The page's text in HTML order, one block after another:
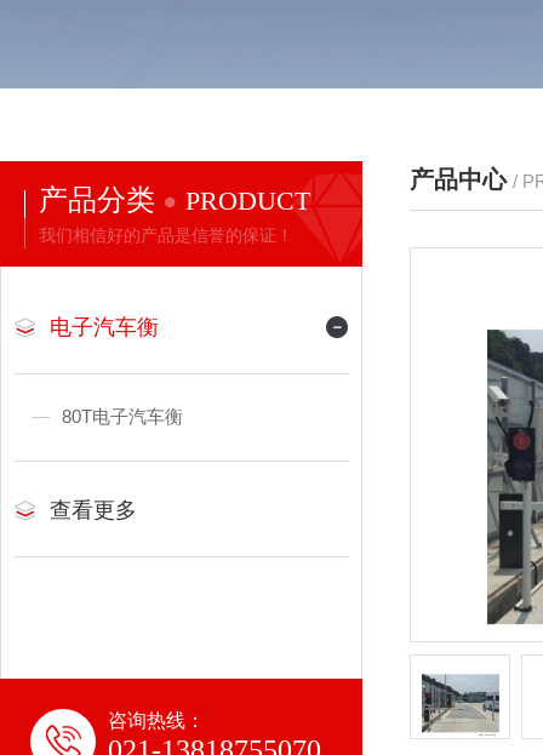
产品分类 PRODUCT
我们相信好的产品是信誉的保证！
电子汽车衡
80T电子汽车衡
查看更多
咨询热线：
产品中心 /